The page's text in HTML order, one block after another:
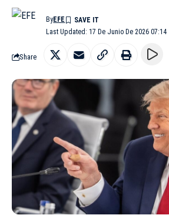
Last Updated: 17 De Junio De 2026 07:14
ByEFE
Share